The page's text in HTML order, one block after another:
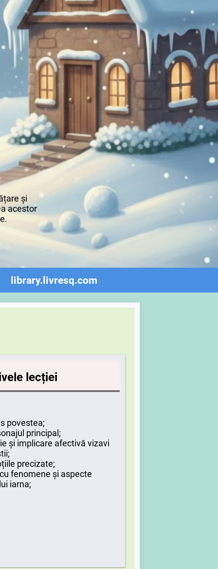
și
acestor
library.livresq.com
lecției
povestea;
principal;
și implicare afectivă vizavi
precizate;
fenomene și aspecte
iarna;